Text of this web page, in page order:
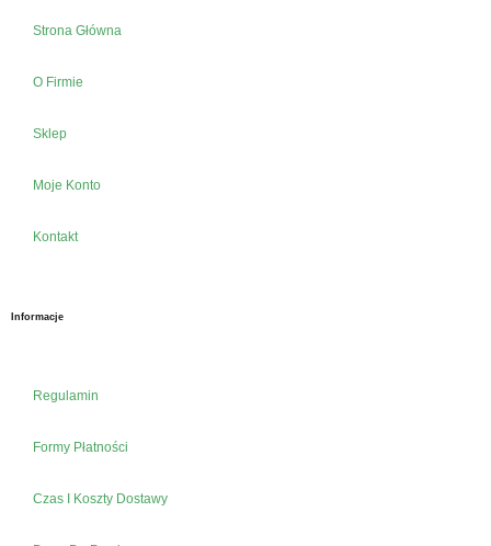
Strona Główna
O Firmie
Sklep
Moje Konto
Kontakt
Informacje
Regulamin
Formy Płatności
Czas I Koszty Dostawy